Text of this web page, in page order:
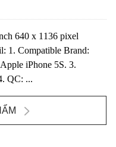
640 x 1136 pixel
1. Compatible Brand:
iPhone 5S. 3.
QC: ...